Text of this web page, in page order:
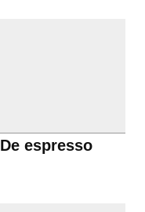
De espresso